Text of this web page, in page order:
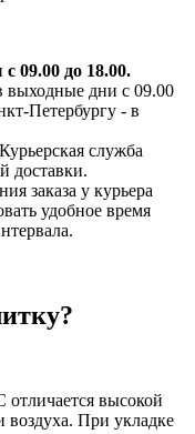
с 09.00 до 18.00.
выходные дни с 09.00
Петербургу - в
служба
доставки.
заказа у курьера
удобное время
высокой
воздуха. При укладке